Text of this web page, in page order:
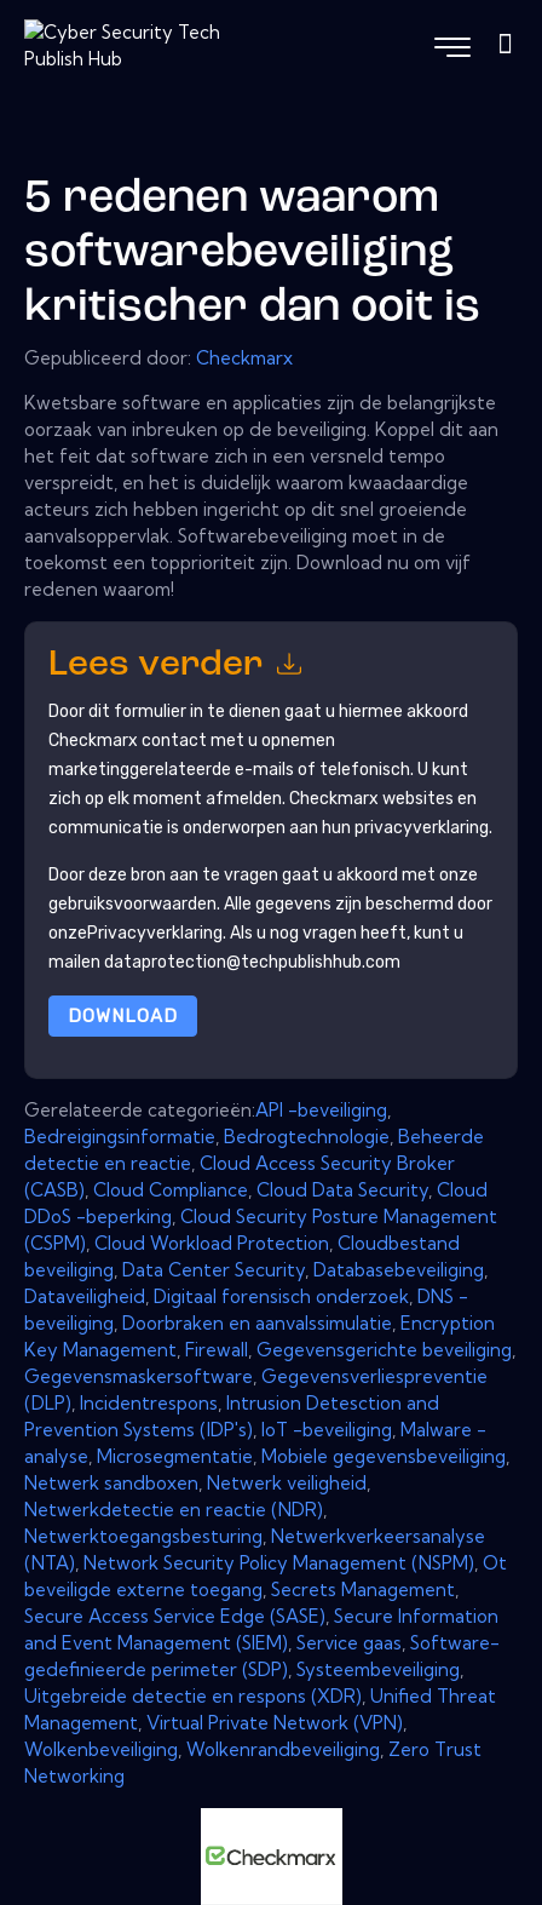
5 redenen waarom
softwarebeveiliging
kritischer dan ooit is
Gepubliceerd door: Checkmarx
Kwetsbare software en applicaties zijn de belangrijkste
oorzaak van inbreuken op de beveiliging. Koppel dit aan
het feit dat software zich in een versneld tempo
verspreidt, en het is duidelijk waarom kwaadaardige
acteurs zich hebben ingericht op dit snel groeiende
aanvalsoppervlak. Softwarebeveiliging moet in de
toekomst een topprioriteit zijn. Download nu om vijf
redenen waarom!
Lees verder
Door dit formulier in te dienen gaat u hiermee akkoord
Checkmarx contact met u opnemen
marketinggerelateerde e-mails of telefonisch. U kunt
zich op elk moment afmelden. Checkmarx websites en
communicatie is onderworpen aan hun privacyverklaring.
Door deze bron aan te vragen gaat u akkoord met onze
gebruiksvoorwaarden. Alle gegevens zijn beschermd door
onzePrivacyverklaring. Als u nog vragen heeft, kunt u
mailen dataprotection@techpublishhub.com
DOWNLOAD
Gerelateerde categorieën:API -beveiliging
Bedreigingsinformatie Bedrogtechnologie Beheerde
detectie en reactie Cloud Access Security Broker
(CASB) Cloud Compliance Cloud Data Security Cloud
DDoS -beperking Cloud Security Posture Management
(CSPM) Cloud Workload Protection Cloudbestand
beveiliging Data Center Security Databasebeveiliging
Dataveiligheid Digitaal forensisch onderzoek DNS -
beveiliging Doorbraken en aanvalssimulatie Encryption
Key Management Firewall Gegevensgerichte beveiliging
Gegevensmaskersoftware Gegevensverliespreventie
(DLP) Incidentrespons Intrusion Detesction and
Prevention Systems (IDP's) IoT -beveiliging Malware -
analyse Microsegmentatie Mobiele gegevensbeveiliging
Netwerk sandboxen Netwerk veiligheid
Netwerkdetectie en reactie (NDR)
Netwerktoegangsbesturing Netwerkverkeersanalyse
(NTA) Network Security Policy Management (NSPM) Ot
beveiligde externe toegang Secrets Management
Secure Access Service Edge (SASE) Secure Information
and Event Management (SIEM) Service gaas Software-
gedefinieerde perimeter (SDP) Systeembeveiliging
Uitgebreide detectie en respons (XDR) Unified Threat
Management Virtual Private Network (VPN)
Wolkenbeveiliging Wolkenrandbeveiliging Zero Trust
Networking